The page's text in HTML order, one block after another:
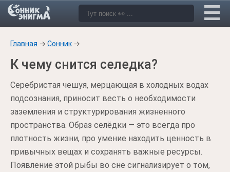
Главная → Сонник →
К чему снится селедка?
Серебристая чешуя, мерцающая в холодных водах
подсознания, приносит весть о необходимости
заземления и структурирования жизненного
пространства. Образ селёдки — это всегда про
плотность жизни, про умение находить ценность в
привычных вещах и сохранять важные ресурсы.
Появление этой рыбы во сне сигнализирует о том,